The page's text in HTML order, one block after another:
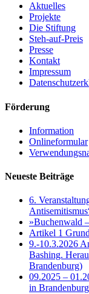
Aktuelles
Projekte
Die Stiftung
Steh-auf-Preis
Presse
Kontakt
Impressum
Förderung
Information
Onlineformular
Neueste Beiträge
6.
»Buchenwald
Artikel 1
9.-10.3.2026
Bashing.
Brandenburg)
09.2025 –
in Brandenburg